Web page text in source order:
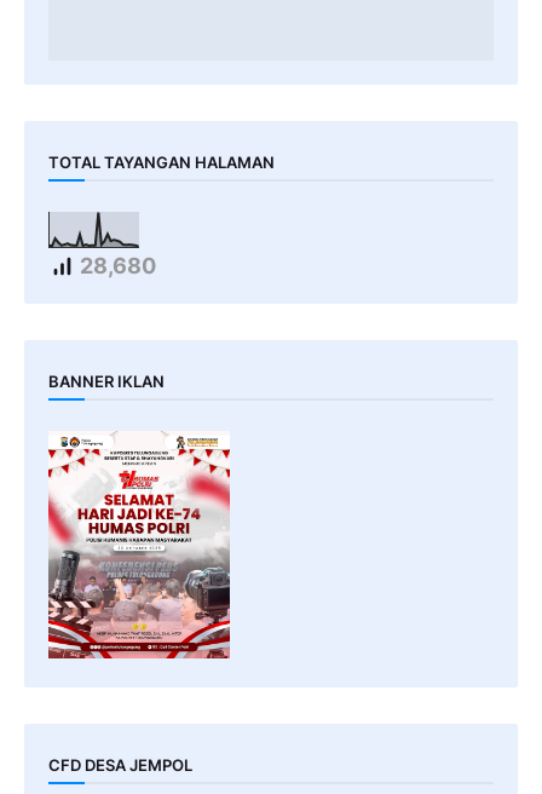
TOTAL TAYANGAN HALAMAN
28,680
BANNER IKLAN
CFD DESA JEMPOL